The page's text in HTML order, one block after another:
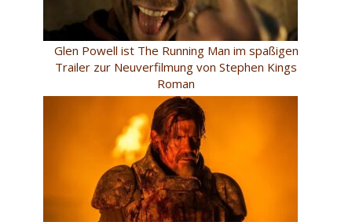
Glen Powell ist The Running Man im spaßigen
Trailer zur Neuverfilmung von Stephen Kings
Roman